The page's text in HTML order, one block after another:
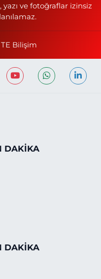
ve fotoğraflar izinsiz
TE Bilişim
DAKİKA
DAKİKA